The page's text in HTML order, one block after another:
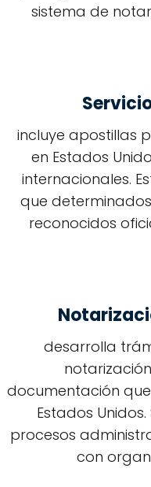
sistema de
incluye apostillas
en Estados
internacionales.
que
reconocidos
desarrolla
documentación
Estados
procesos
con